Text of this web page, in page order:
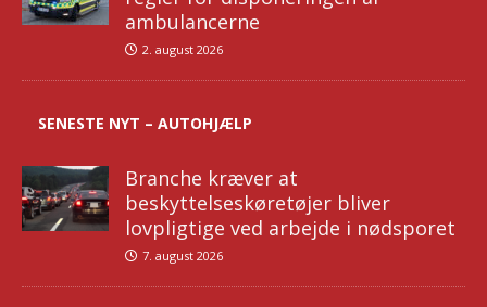
ambulancerne
2. august 2026
SENESTE NYT – AUTOHJÆLP
Branche kræver at
beskyttelseskøretøjer bliver
lovpligtige ved arbejde i nødsporet
7. august 2026